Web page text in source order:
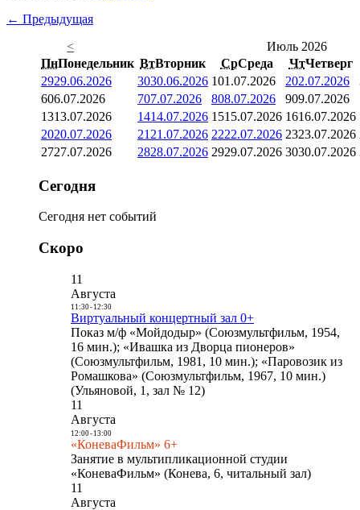
← Предыдущая
<
Июль 2026
ПнПонедельник ВтВторник СрСреда ЧтЧетверг
2929.06.2026 3030.06.2026 101.07.2026 202.07.2026
606.07.2026 707.07.2026 808.07.2026 909.07.2026
1313.07.2026 1414.07.2026 1515.07.2026 1616.07.2026
2020.07.2026 21 21.07.2026 2222.07.2026 2323.07.2026
2727.07.2026 2828.07.2026 2929.07.2026 3030.07.2026
Сегодня
Сегодня нет событий
Скоро
11
Августа
11:30- 12:30
Виртуальный концертный зал 0+
Показ м/ф «Мойдодыр» (Союзмультфильм, 1954,
16 мин.); «Ивашка из Дворца пионеров»
(Союзмультфильм, 1981, 10 мин.); «Паровозик из
Ромашкова» (Союзмультфильм, 1967, 10 мин.)
(Ульяновой, 1, зал № 12)
11
Августа
12:00- 13:00
«КоневаФильм» 6+
Занятие в мультипликационной студии
«КоневаФильм» (Конева, 6, читальный зал)
11
Августа